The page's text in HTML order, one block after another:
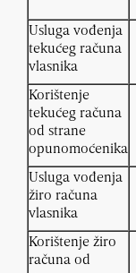
Usluga vođenja
tekućeg računa
vlasnika
Korištenje
tekućeg računa
od strane
opunomoćenika
Usluga vođenja
žiro računa
vlasnika
Korištenje žiro
računa od